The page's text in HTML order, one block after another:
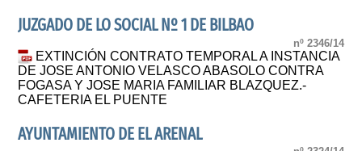
JUZGADO DE LO SOCIAL Nº 1 DE BILBAO
nº 2346/14
EXTINCIÓN CONTRATO TEMPORAL A INSTANCIA
DE JOSE ANTONIO VELASCO ABASOLO CONTRA
FOGASA Y JOSE MARIA FAMILIAR BLAZQUEZ.-
CAFETERIA EL PUENTE
AYUNTAMIENTO DE EL ARENAL